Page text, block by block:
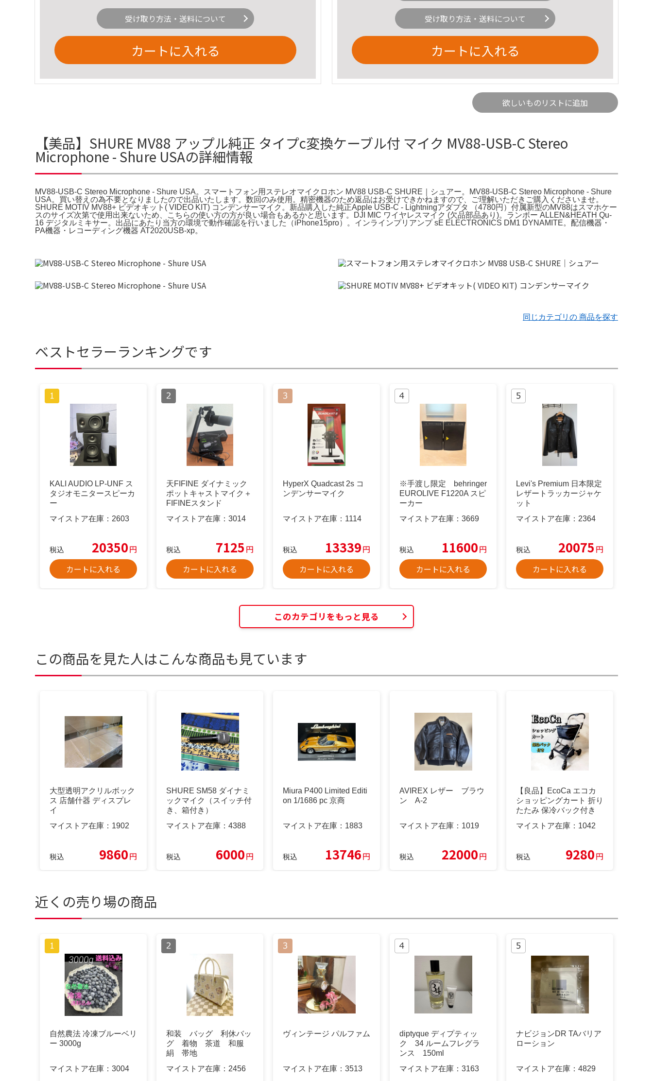
受け取り方法・送料について
カートに入れる
受け取り方法・送料について
カートに入れる
欲しいものリストに追加
【美品】SHURE MV88 アップル純正 タイプc変換ケーブル付 マイク MV88-USB-C Stereo
Microphone - Shure USAの詳細情報
MV88-USB-C Stereo Microphone - Shure USA。スマートフォン用ステレオマイクロホン MV88 USB-C SHURE｜シュアー。MV88-USB-C Stereo Microphone - Shure
USA。買い替えの為不要となりましたので出品いたします。数回のみ使用。精密機器のため返品はお受けできかねますので、ご理解いただきご購入くださいませ。
SHURE MOTIV MV88+ ビデオキット( VIDEO KIT) コンデンサーマイク。新品購入した純正Apple USB-C - Lightningアダプタ ​​​​​​​（4780円）付属新型のMV88はスマホケー
スのサイズ次第で使用出来ないため、こちらの使い方の方が良い場合もあるかと思います。DJI MIC ワイヤレスマイク (欠品部品あり)。ランボー ALLEN&HEATH Qu-
16 デジタルミキサー。出品にあたり当方の環境で動作確認を行いました（iPhone15pro）。インラインプリアンプ sE ELECTRONICS DM1 DYNAMITE。配信機器・
PA機器・レコーディング機器 AT2020USB-xp。
同じカテゴリの 商品を探す
ベストセラーランキングです
KALI AUDIO LP-UNF ス
タジオモニタースピーカ
ー
マイストア在庫： 2603
税込 20350円
カートに入れる
天FIFINE ダイナミック
ポットキャストマイク＋
FIFINEスタンド
マイストア在庫： 3014
税込 7125 円
カートに入れる
HyperX Quadcast 2s コ
ンデンサーマイク
マイストア在庫： 1114
税込 13339円
カートに入れる
※手渡し限定 behringer
EUROLIVE F1220A スピ
ーカー
マイストア在庫： 3669
税込 11600円
カートに入れる
Levi's Premium 日本限定
レザートラッカージャケ
ット
マイストア在庫： 2364
税込 20075 円
カートに入れる
このカテゴリをもっと見る
この商品を見た人はこんな商品も見ています
大型透明アクリルボック
ス 店舗什器 ディスプレ
イ
マイストア在庫： 1902
税込 9860円
SHURE SM58 ダイナミ
ックマイク（スイッチ付
き、箱付き）
マイストア在庫： 4388
税込 6000円
Miura P400 Limited Editi
on 1/1686 pc 京商
マイストア在庫： 1883
税込 13746円
AVIREX レザー ブラウ
ン A-2
マイストア在庫： 1019
税込 22000円
【良品】EcoCa エコカ
ショッピングカート 折り
たたみ 保冷バック付き
マイストア在庫： 1042
税込 9280円
近くの売り場の商品
自然農法 冷凍ブルーベリ
ー 3000g
マイストア在庫： 3004
和装 バッグ 利休バッ
グ 着物 茶道 和服
絹 帯地
マイストア在庫： 2456
ヴィンテージ パルファム
マイストア在庫： 3513
diptyque ディプティッ
ク 34 ルームフレグラ
ンス 150ml
マイストア在庫： 3163
ナビジョンDR TAバリア
ローション
マイストア在庫： 4829